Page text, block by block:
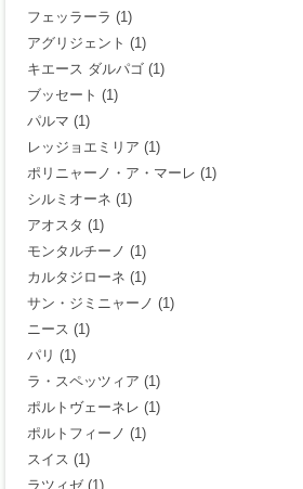
フェッラーラ (1)
アグリジェント (1)
キエース ダルパゴ (1)
ブッセート (1)
パルマ (1)
レッジョエミリア (1)
ポリニャーノ・ア・マーレ (1)
シルミオーネ (1)
アオスタ (1)
モンタルチーノ (1)
カルタジローネ (1)
サン・ジミニャーノ (1)
ニース (1)
パリ (1)
ラ・スペッツィア (1)
ポルトヴェーネレ (1)
ポルトフィーノ (1)
スイス (1)
ラツィゼ (1)